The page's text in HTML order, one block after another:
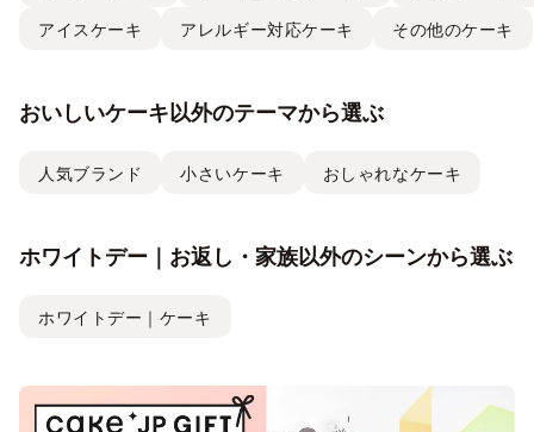
アイスケーキ アレルギー対応ケーキ その他のケーキ
おいしいケーキ以外のテーマから選ぶ
人気ブランド 小さいケーキ おしゃれなケーキ
ホワイトデー｜お返し・家族以外のシーンから選ぶ
ホワイトデー｜ケーキ